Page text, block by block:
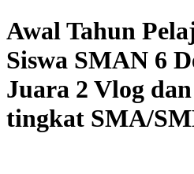
Awal Tahun
Siswa SMAN 6
Juara 2 Vlog
tingkat SMA/